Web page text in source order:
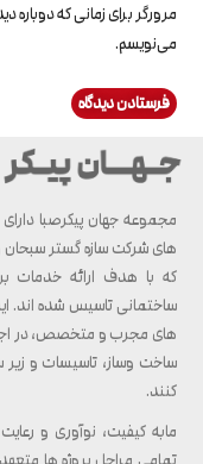
مرورگر برای زمانی که دوباره
می‌نویسم.
مجموعه جهان پیکرصبا
های شرکت سازه گستر سبحان
که با هدف ارائه خدمات
ساختمانی تاسیس شده اند.
های مجرب و متخصص، در
ساخت وساز، تاسیسات و
کنند.
مابه کیفیت، نوآوری و